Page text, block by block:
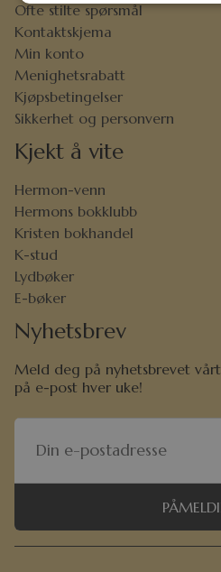
Ofte stilte spørsmål
Kontaktskjema
Min konto
Menighetsrabatt
Kjøpsbetingelser
Sikkerhet og personvern
Kjekt å vite
Hermon-venn
Hermons bokklubb
Kristen bokhandel
K-stud
Lydbøker
E-bøker
Nyhetsbrev
Meld deg på nyhetsbrevet
på e-post hver uke!